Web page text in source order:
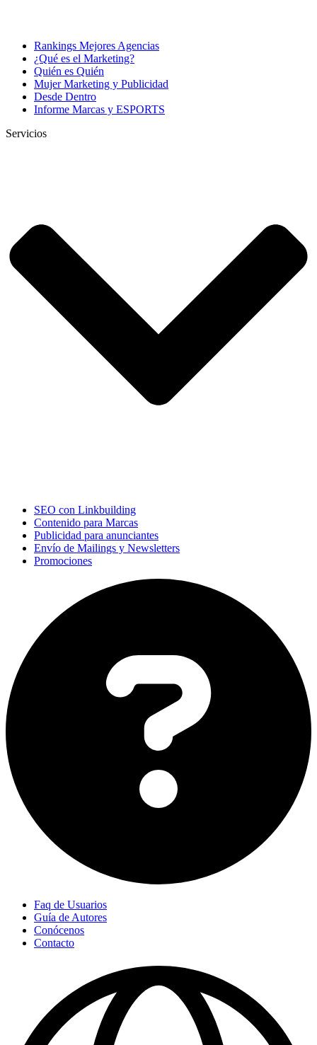
Rankings Mejores Agencias
¿Qué es el Marketing?
Quién es Quién
Mujer Marketing y Publicidad
Desde Dentro
Informe Marcas y ESPORTS
Servicios
SEO con Linkbuilding
Contenido para Marcas
Publicidad para anunciantes
Envío de Mailings y Newsletters
Promociones
Faq de Usuarios
Guía de Autores
Conócenos
Contacto